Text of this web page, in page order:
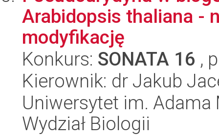
Arabidopsis thaliana -
modyfikację
Konkurs: SONATA 16 ,
Kierownik: dr Jakub
Uniwersytet im.
Wydział Biologii